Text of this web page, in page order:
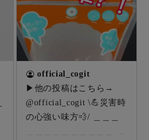
ススメしたい！！📣📣 普
段は玄関チェアとして使
えて！ いざと言う時には
防災バッグ(リュック)に
リアに馴染むおしゃれな
デザインで 座面耐荷重
（約）100kgまで大丈夫
official_cogit
▶他の投稿はこちら→
@official_cogit \💪災害時
の心強い味方💨/ ＿＿＿